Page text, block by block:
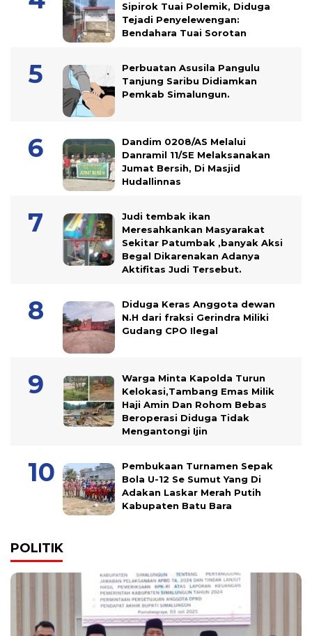
Sipirok Tuai Polemik, Diduga
Tejadi Penyelewengan:
Bendahara Tuai Sorotan
Perbuatan Asusila Pangulu
Tanjung Saribu Didiamkan
Pemkab Simalungun.
Dandim 0208/AS Melalui
Danramil 11/SE Melaksanakan
Jumat Bersih, Di Masjid
Hudallinnas
Judi tembak ikan
Meresahkankan Masyarakat
Sekitar Patumbak ,banyak Aksi
Begal Dikarenakan Adanya
Aktifitas Judi Tersebut.
Diduga Keras Anggota dewan
N.H dari fraksi Gerindra Miliki
Gudang CPO Ilegal
Warga Minta Kapolda Turun
Kelokasi,Tambang Emas Milik
Haji Amin Dan Rohom Bebas
Beroperasi Diduga Tidak
Mengantongi Ijin
Pembukaan Turnamen Sepak
Bola U-12 Se Sumut Yang Di
Adakan Laskar Merah Putih
Kabupaten Batu Bara
POLITIK